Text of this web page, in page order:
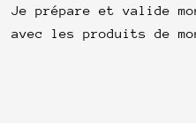
Je prépare et valide
avec les produits de